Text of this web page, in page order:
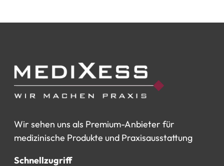
Wir sehen uns als Premium-Anbieter für
medizinische Produkte und Praxisausstattung
Schnellzugriff